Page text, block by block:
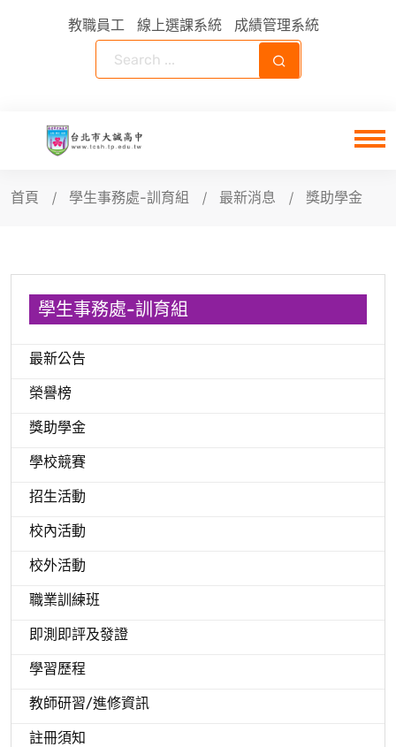
教職員工 線上選課系統 成績管理系統
首頁 學生事務處-訓育組 最新消息 獎助學金
學生事務處-訓育組
最新公告
榮譽榜
獎助學金
學校競賽
招生活動
校內活動
校外活動
職業訓練班
即測即評及發證
學習歷程
教師研習/進修資訊
註冊須知